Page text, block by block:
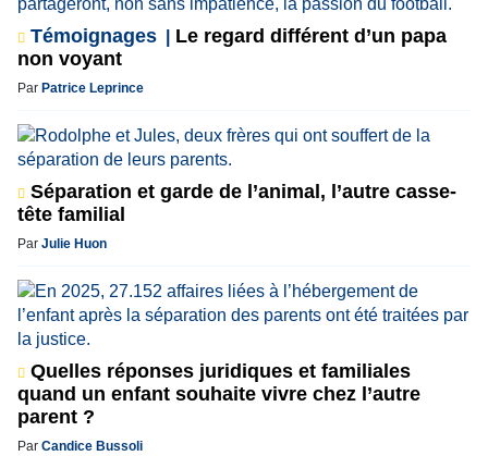
Témoignages
Le regard différent d’un papa
non voyant
Par Patrice Leprince
Séparation et garde de l’animal, l’autre casse-
tête familial
Par Julie Huon
Quelles réponses juridiques et familiales
quand un enfant souhaite vivre chez l’autre
parent ?
Par Candice Bussoli